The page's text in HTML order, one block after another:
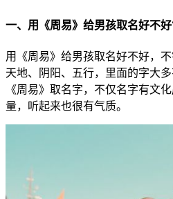
一、用《周易》给男孩取名好不好
用《周易》给男孩取名好不好，
天地、阴阳、五行，里面的字大
《周易》取名字，不仅名字有文
量，听起来也很有气质。